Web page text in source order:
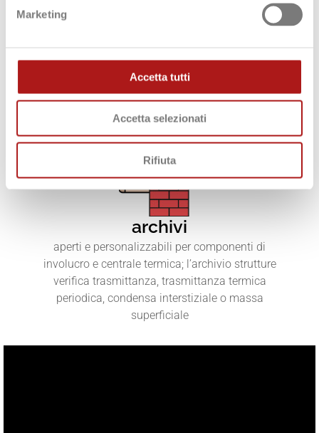
Marketing
Accetta tutti
Accetta selezionati
Rifiuta
simulazione dei sistemi
impiantistici
coadiuvata da wizard, tramite diagramma ad
albero o schema grafico
archivi
aperti e personalizzabili per componenti di
involucro e centrale termica; l’archivio strutture
verifica trasmittanza, trasmittanza termica
periodica, condensa interstiziale o massa
superficiale